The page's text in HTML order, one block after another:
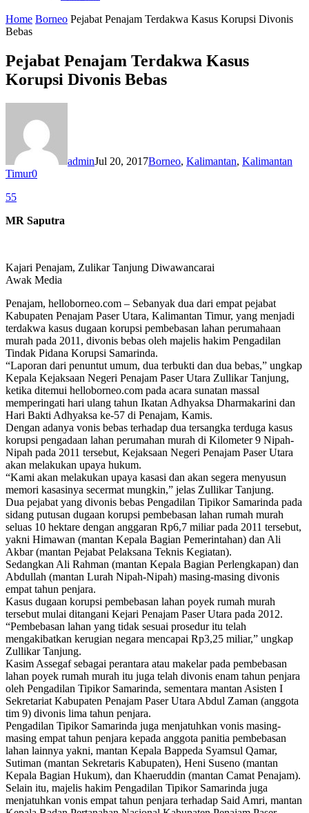
Home Borneo Pejabat Penajam Terdakwa Kasus Korupsi Divonis
Bebas
Pejabat Penajam Terdakwa Kasus
Korupsi Divonis Bebas
adminJul 20, 2017Borneo, Kalimantan, Kalimantan
Timur0
55
MR Saputra
Kajari Penajam, Zulikar Tanjung Diwawancarai
Awak Media
Penajam, helloborneo.com – Sebanyak dua dari empat pejabat
Kabupaten Penajam Paser Utara, Kalimantan Timur, yang menjadi
terdakwa kasus dugaan korupsi pembebasan lahan perumahaan
murah pada 2011, divonis bebas oleh majelis hakim Pengadilan
Tindak Pidana Korupsi Samarinda.
“Laporan dari penuntut umum, dua terbukti dan dua bebas,” ungkap
Kepala Kejaksaan Negeri Penajam Paser Utara Zullikar Tanjung,
ketika ditemui helloborneo.com pada acara sunatan massal
memperingati hari ulang tahun Ikatan Adhyaksa Dharmakarini dan
Hari Bakti Adhyaksa ke-57 di Penajam, Kamis.
Dengan adanya vonis bebas terhadap dua tersangka terduga kasus
korupsi pengadaan lahan perumahan murah di Kilometer 9 Nipah-
Nipah pada 2011 tersebut, Kejaksaan Negeri Penajam Paser Utara
akan melakukan upaya hukum.
“Kami akan melakukan upaya kasasi dan akan segera menyusun
memori kasasinya secermat mungkin,” jelas Zullikar Tanjung.
Dua pejabat yang divonis bebas Pengadilan Tipikor Samarinda pada
sidang putusan dugaan korupsi pembebasan lahan rumah murah
seluas 10 hektare dengan anggaran Rp6,7 miliar pada 2011 tersebut,
yakni Himawan (mantan Kepala Bagian Pemerintahan) dan Ali
Akbar (mantan Pejabat Pelaksana Teknis Kegiatan).
Sedangkan Ali Rahman (mantan Kepala Bagian Perlengkapan) dan
Abdullah (mantan Lurah Nipah-Nipah) masing-masing divonis
empat tahun penjara.
Kasus dugaan korupsi pembebasan lahan poyek rumah murah
tersebut mulai ditangani Kejari Penajam Paser Utara pada 2012.
“Pembebasan lahan yang tidak sesuai prosedur itu telah
mengakibatkan kerugian negara mencapai Rp3,25 miliar,” ungkap
Zullikar Tanjung.
Kasim Assegaf sebagai perantara atau makelar pada pembebasan
lahan poyek rumah murah itu juga telah divonis enam tahun penjara
oleh Pengadilan Tipikor Samarinda, sementara mantan Asisten I
Sekretariat Kabupaten Penajam Paser Utara Abdul Zaman (anggota
tim 9) divonis lima tahun penjara.
Pengadilan Tipikor Samarinda juga menjatuhkan vonis masing-
masing empat tahun penjara kepada anggota panitia pembebasan
lahan lainnya yakni, mantan Kepala Bappeda Syamsul Qamar,
Sutiman (mantan Sekretaris Kabupaten), Heni Suseno (mantan
Kepala Bagian Hukum), dan Khaeruddin (mantan Camat Penajam).
Selain itu, majelis hakim Pengadilan Tipikor Samarinda juga
menjatuhkan vonis empat tahun penjara terhadap Said Amri, mantan